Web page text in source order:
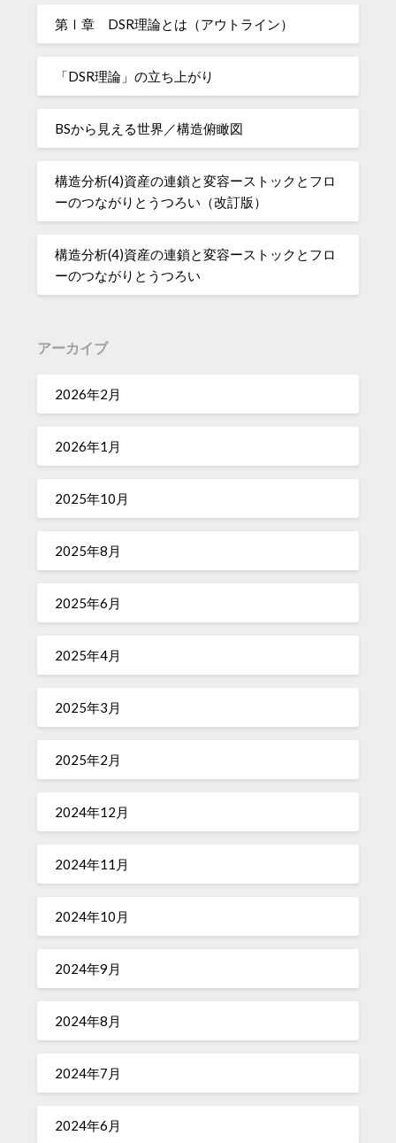
第Ⅰ章 DSR理論とは（アウトライン）
「DSR理論」の立ち上がり
BSから見える世界／構造俯瞰図
構造分析(4)資産の連鎖と変容ーストックとフロ
ーのつながりとうつろい（改訂版）
構造分析(4)資産の連鎖と変容ーストックとフロ
ーのつながりとうつろい
アーカイブ
2026年2月
2026年1月
2025年10月
2025年8月
2025年6月
2025年4月
2025年3月
2025年2月
2024年12月
2024年11月
2024年10月
2024年9月
2024年8月
2024年7月
2024年6月